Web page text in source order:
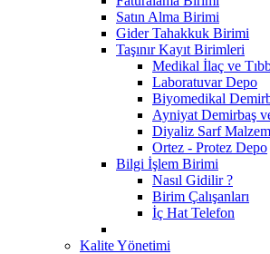
Satın Alma Birimi
Gider Tahakkuk Birimi
Taşınır Kayıt Birimleri
Medikal İlaç ve
Laboratuvar Depo
Biyomedikal
Ayniyat Demirbaş
Diyaliz Sarf
Ortez - Protez Depo
Bilgi İşlem Birimi
Nasıl Gidilir ?
Birim Çalışanları
İç Hat Telefon
Kalite Yönetimi